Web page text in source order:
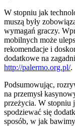
W stopniu jak
muszą były
wymagań graczy.
mobilnych może
rekomendacje i
dodatkowe na
http://palermo.org.pl/.
Podsumowując,
na przemysł
przeżycia. W stopniu
spodziewać się
sposób, w jak